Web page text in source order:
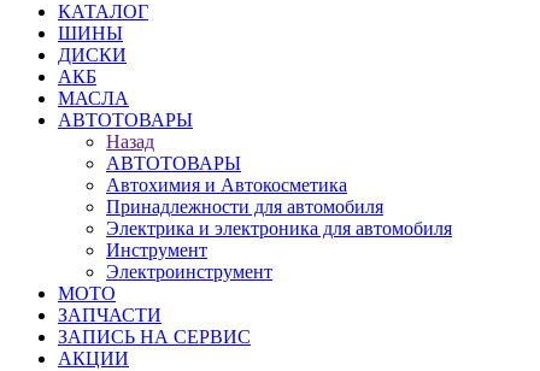
КАТАЛОГ
ШИНЫ
ДИСКИ
АКБ
МАСЛА
АВТОТОВАРЫ
Назад
АВТОТОВАРЫ
Автохимия и Автокосметика
Принадлежности для автомобиля
Электрика и электроника для автомобиля
Инструмент
Электроинструмент
МОТО
ЗАПЧАСТИ
ЗАПИСЬ НА СЕРВИС
АКЦИИ